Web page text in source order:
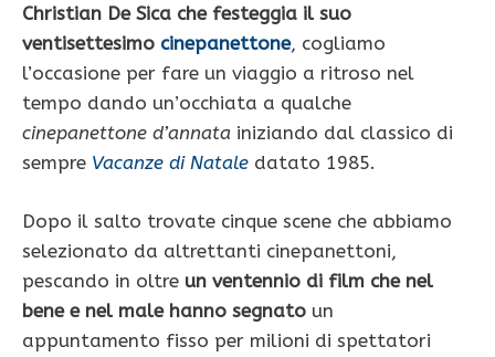
Christian De Sica che festeggia il suo
ventisettesimo cinepanettone, cogliamo
l’occasione per fare un viaggio a ritroso nel
tempo dando un’occhiata a qualche
cinepanettone d’annata iniziando dal classico di
sempre Vacanze di Natale datato 1985.
Dopo il salto trovate cinque scene che abbiamo
selezionato da altrettanti cinepanettoni,
pescando in oltre un ventennio di film che nel
bene e nel male hanno segnato un
appuntamento fisso per milioni di spettatori